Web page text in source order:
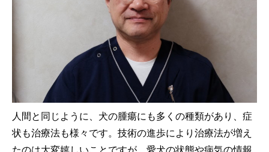
人間と同じように、犬の腫瘍にも多くの種類があり、症
状も治療法も様々です。技術の進歩により治療法が増え